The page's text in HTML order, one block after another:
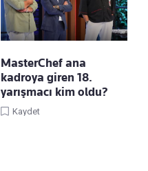
MasterChef ana
kadroya giren 18.
yarışmacı kim oldu?
Kaydet